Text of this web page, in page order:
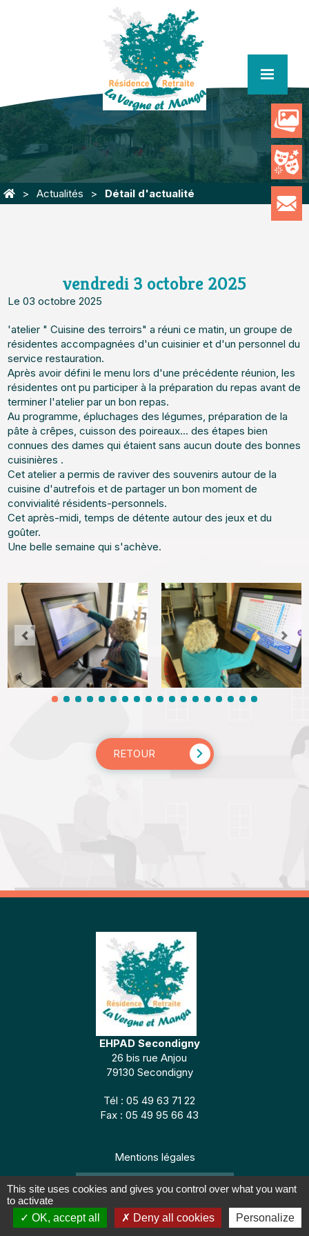
menu
Actualités Détail d'actualité
vendredi 3 octobre 2025
Le 03 octobre 2025
'atelier " Cuisine des terroirs" a réuni ce matin, un groupe de
résidentes accompagnées d'un cuisinier et d'un personnel du
service restauration.
Après avoir défini le menu lors d'une précédente réunion, les
résidentes ont pu participer à la préparation du repas avant de
terminer l'atelier par un bon repas.
Au programme, épluchages des légumes, préparation de la
pâte à crêpes, cuisson des poireaux... des étapes bien
connues des dames qui étaient sans aucun doute des bonnes
cuisinières .
Cet atelier a permis de raviver des souvenirs autour de la
cuisine d'autrefois et de partager un bon moment de
convivialité résidents-personnels.
Cet après-midi, temps de détente autour des jeux et du
goûter.
Une belle semaine qui s'achève.
RETOUR
EHPAD Secondigny
26 bis rue Anjou
79130 Secondigny
Tél : 05 49 63 71 22
Fax : 05 49 95 66 43
Mentions légales
CONCEPTION : TABULARASA
This site uses cookies and gives you control over what you want
to activate
OK, accept all
Deny all cookies Personalize